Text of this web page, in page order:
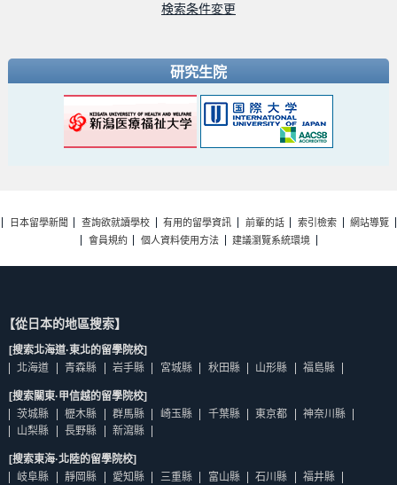
検索条件変更
研究生院
日本留學新聞 查詢欲就讀學校 有用的留學資訊 前輩的話 索引檢索
網站導覽
會員規約
個人資料使用方法 建議瀏覽系統環境
【從日本的地區搜索】
[搜索北海道·東北的留學院校]
北海道
青森縣 岩手縣 宮城縣 秋田縣 山形縣 福島縣
[搜索關東·甲信越的留學院校]
茨城縣
櫪木縣 群馬縣 崎玉縣 千葉縣 東京都
神奈川縣
山梨縣
長野縣 新瀉縣
[搜索東海·北陸的留學院校]
岐阜縣
靜岡縣 愛知縣 三重縣 富山縣 石川縣 福井縣